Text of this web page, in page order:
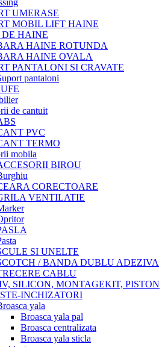
UMERASE
MOBIL LIFT HAINE
HAINE
HAINE ROTUNDA
HAINE OVALA
PANTALONI SI CRAVATE
pantaloni
de cantuit
PVC
TERMO
mobila
BIROU
CORECTOARE
VENTILATIE
SI UNELTE
/ BANDA DUBLU ADEZIVA
CABLU
SILICON, MONTAGEKIT, PISTON
INCHIZATORI
yala
Broasca yala pal
Broasca centralizata
Broasca yala sticla